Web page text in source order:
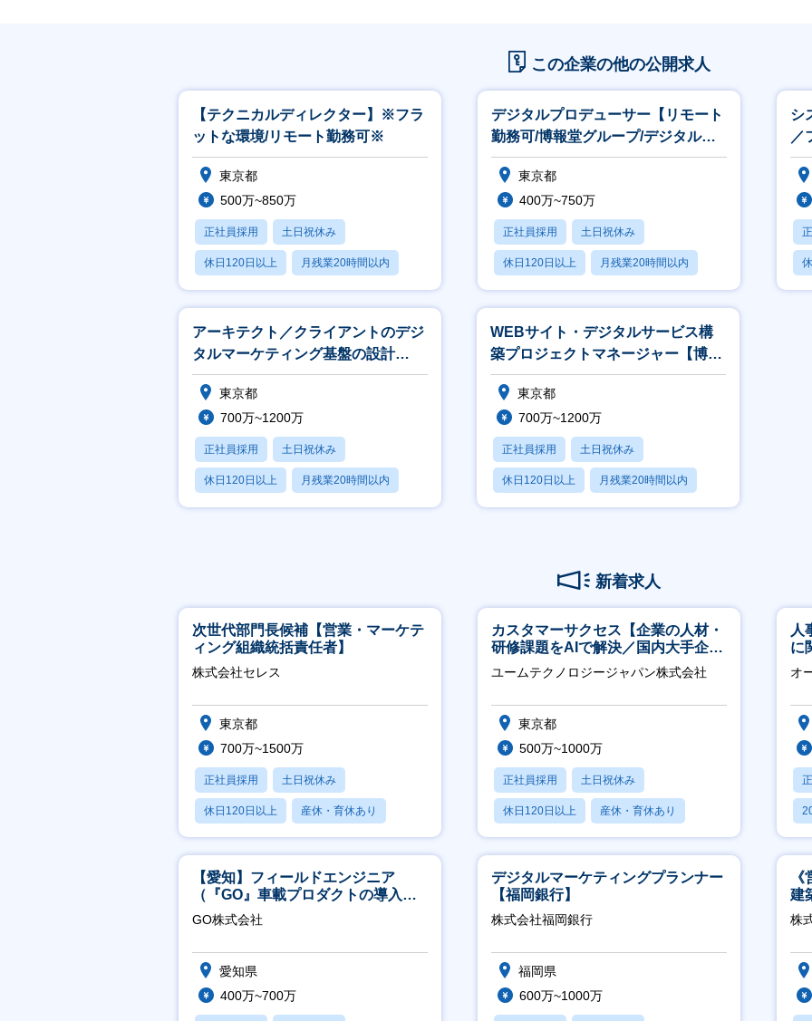
この企業の他の公開求人
【テクニカルディレクター】※フラ
ットな環境/リモート勤務可※
東京都
500万~850万
正社員採用 土日祝休み
休日120日以上 月残業20時間以内
賞与あり
デジタルプロデューサー【リモート
勤務可/博報堂グループ/デジタルマ
ーケをワンストップで提供】
東京都
400万~750万
正社員採用 土日祝休み
休日120日以上 月残業20時間以内
賞与あり
シ
／
単
アーキテクト／クライアントのデジ
タルマーケティング基盤の設計
【CDP導入/リモート勤務可】
東京都
700万~1200万
正社員採用 土日祝休み
休日120日以上 月残業20時間以内
賞与あり
WEBサイト・デジタルサービス構
築プロジェクトマネージャー【博報
堂グループ/リモート勤務可】
東京都
700万~1200万
正社員採用 土日祝休み
休日120日以上 月残業20時間以内
賞与あり
新着求人
次世代部門長候補【営業・マーケテ
ィング組織統括責任者】
株式会社セレス
東京都
700万~1500万
正社員採用 土日祝休み
休日120日以上 産休・育休あり
賞与あり
カスタマーサクセス【企業の人材・
研修課題をAIで解決／国内大手企業
約3万社導入／フレックス可】
ユームテクノロジージャパン株式会社
東京都
500万~1000万
正社員採用 土日祝休み
休日120日以上 産休・育休あり
転勤なし
人
に
社
オ
【愛知】フィールドエンジニア
（『GO』車載プロダクトの導入サ
ポート／年休120日／土日祝休／直
行直帰
GO株式会社
愛知県
400万~700万
デジタルマーケティングプランナー
【福岡銀行】
株式会社福岡銀行
福岡県
600万~1000万
建
│
株